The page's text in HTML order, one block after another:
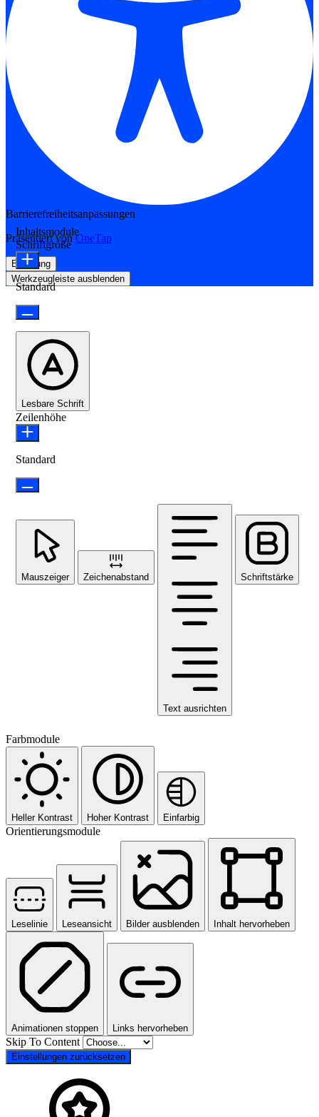
Barrierefreiheitsanpassungen
Präsentiert vonOneTap
Erklärung
Werkzeugleiste ausblenden
Inhaltsmodule
Schriftgröße
Standard
Lesbare Schrift
Zeilenhöhe
Standard
Mauszeiger Zeichenabstand
Text ausrichten
Schriftstärke
Farbmodule
Heller Kontrast Hoher Kontrast Einfarbig
Orientierungsmodule
Leselinie Leseansicht Bilder ausblenden Inhalt hervorheben
Animationen stoppen Links hervorheben
Skip To Content
Einstellungen zurücksetzen